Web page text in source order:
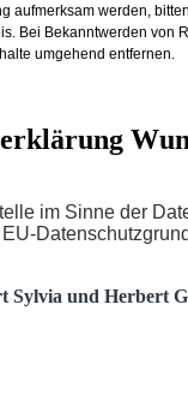
aufmerksam werden,
Bei Bekanntwerden von
umgehend entfernen.
im Sinne der
Sylvia und Herbert